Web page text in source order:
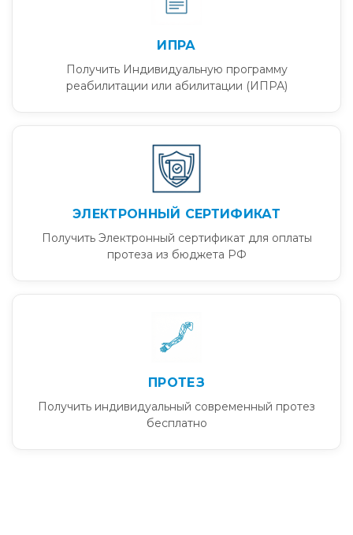
ИПРА
Получить Индивидуальную программу
реабилитации или абилитации (ИПРА)
ЭЛЕКТРОННЫЙ СЕРТИФИКАТ
Получить Электронный сертификат для оплаты
протеза из бюджета РФ
ПРОТЕЗ
Получить индивидуальный современный протез
бесплатно